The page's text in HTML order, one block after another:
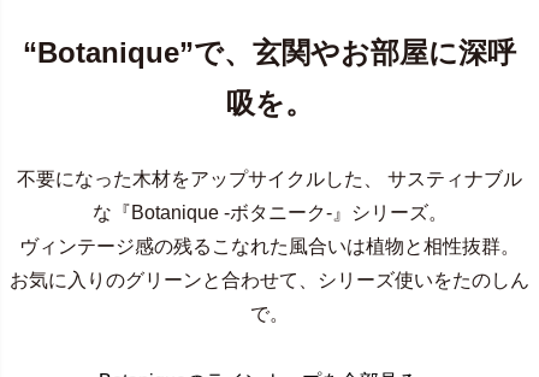
“Botanique”で、玄関やお部屋に深呼
吸を。
不要になった木材をアップサイクルした、 サスティナブル
な『Botanique -ボタニーク-』シリーズ。
ヴィンテージ感の残るこなれた風合いは植物と相性抜群。
お気に入りのグリーンと合わせて、シリーズ使いをたのしん
で。